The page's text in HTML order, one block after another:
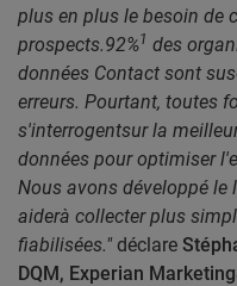
plus en plus le besoin de
prospects.92%1 des
données Contact sont sus
erreurs. Pourtant, toutes
s'interrogentsur la
données pour optimiser
Nous avons développé le
aiderà collecter plus
fiabilisées." déclare
DQM, Experian